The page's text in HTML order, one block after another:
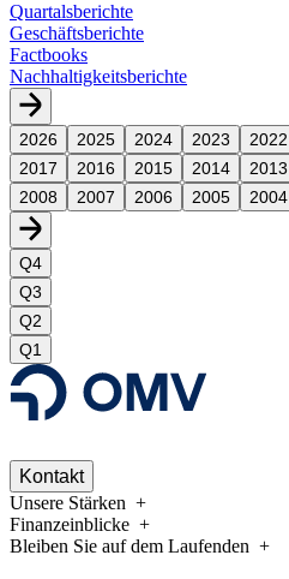
Quartalsberichte
Geschäftsberichte
Factbooks
Nachhaltigkeitsberichte
2026 2025 2024 2023 2022
2017
2016 2015 2014 2013
2008
2007 2006 2005 2004
Q4
Q3
Q2
Q1
Kontakt
Unsere Stärken
Finanzeinblicke
Bleiben Sie auf dem Laufenden